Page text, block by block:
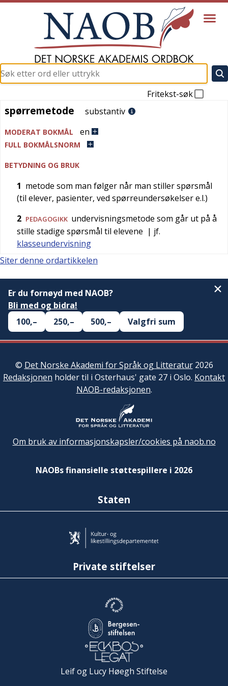
Fritekst-søk
spørremetode
spørremetode substantiv
MODERAT BOKMÅL en
FULL BOKMÅLSNORM
BETYDNING OG BRUK
1 metode som man følger når man stiller spørsmål
(til elever, pasienter, ved spørreundersøkelser e.l.)
2 PEDAGOGIKK undervisningsmetode som går ut på å
stille stadige spørsmål til elevene | jf.
klasseundervisning
Siter denne ordartikkelen
Er du fornøyd med NAOB?
Bli med og bidra!
100,–
250,– 500,– Valgfri sum
© Det Norske Akademi for Språk og Litteratur2026
Redaksjonen holder til i Osterhaus' gate 27 i Oslo. Kontakt
NAOB-redaksjonen.
Om bruk av informasjonskapsler/cookies på naob.no
NAOBs finansielle støttespillere i 2026
Staten
Private stiftelser
Leif og Lucy Høegh Stiftelse